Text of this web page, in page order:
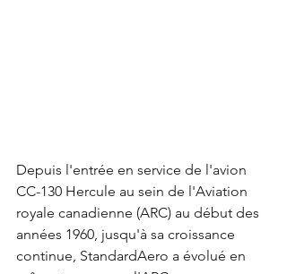
Depuis l'entrée en service de l'avion
CC-130 Hercule au sein de l'Aviation
royale canadienne (ARC) au début des
années 1960, jusqu'à sa croissance
continue, StandardAero a évolué en